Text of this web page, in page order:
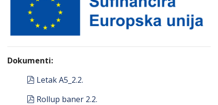
Dokumenti:
pdf
Letak A5_2.2.
pdf
Rollup baner 2.2.